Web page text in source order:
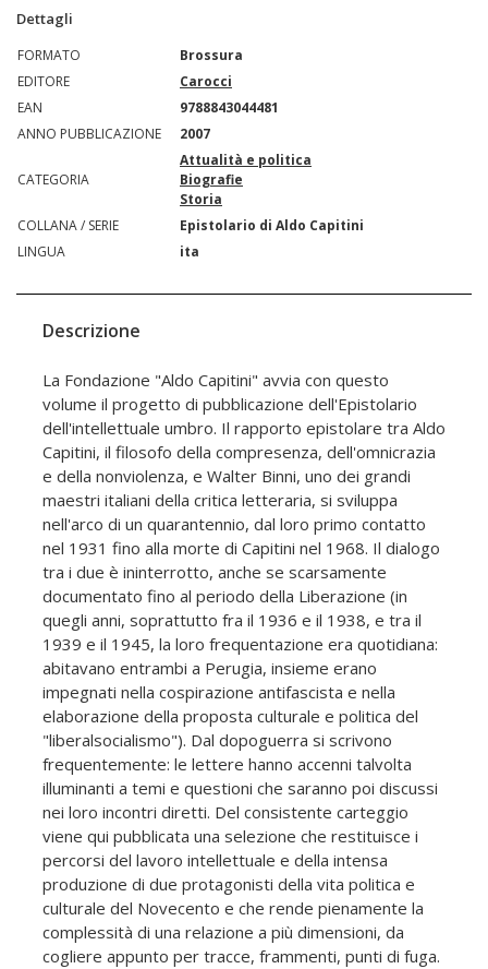
Dettagli
FORMATO
Brossura
EDITORE
Carocci
EAN
9788843044481
ANNO PUBBLICAZIONE
2007
CATEGORIA
Attualità e politica
Biografie
Storia
COLLANA / SERIE
Epistolario di Aldo Capitini
LINGUA
ita
Descrizione
La Fondazione "Aldo Capitini" avvia con questo
volume il progetto di pubblicazione dell'Epistolario
dell'intellettuale umbro. Il rapporto epistolare tra Aldo
Capitini, il filosofo della compresenza, dell'omnicrazia
e della nonviolenza, e Walter Binni, uno dei grandi
maestri italiani della critica letteraria, si sviluppa
nell'arco di un quarantennio, dal loro primo contatto
nel 1931 fino alla morte di Capitini nel 1968. Il dialogo
tra i due è ininterrotto, anche se scarsamente
documentato fino al periodo della Liberazione (in
quegli anni, soprattutto fra il 1936 e il 1938, e tra il
1939 e il 1945, la loro frequentazione era quotidiana:
abitavano entrambi a Perugia, insieme erano
impegnati nella cospirazione antifascista e nella
elaborazione della proposta culturale e politica del
"liberalsocialismo"). Dal dopoguerra si scrivono
frequentemente: le lettere hanno accenni talvolta
illuminanti a temi e questioni che saranno poi discussi
nei loro incontri diretti. Del consistente carteggio
viene qui pubblicata una selezione che restituisce i
percorsi del lavoro intellettuale e della intensa
produzione di due protagonisti della vita politica e
culturale del Novecento e che rende pienamente la
complessità di una relazione a più dimensioni, da
cogliere appunto per tracce, frammenti, punti di fuga.